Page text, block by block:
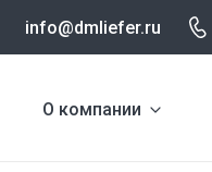
info@dmliefer.ru
О компании